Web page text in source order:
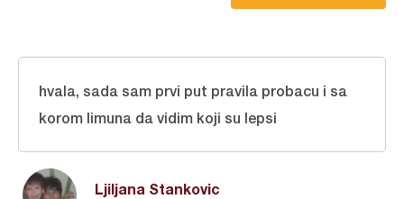
Ljiljana Stankovic
hvala, sada sam prvi put pravila probacu i sa
korom limuna da vidim koji su lepsi